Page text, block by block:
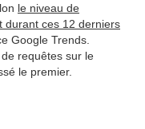
le niveau de
durant ces 12 derniers
Google Trends.
requêtes sur le
le premier.